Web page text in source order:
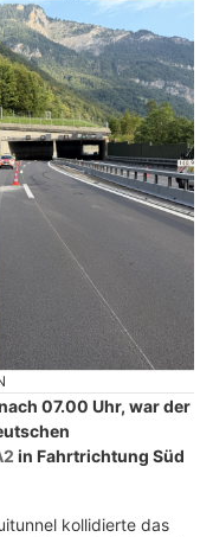
07.00 Uhr, war der
in Fahrtrichtung Süd
kollidierte das